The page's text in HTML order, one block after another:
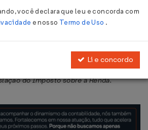
1598 DE 26/12/1977
no DOU em 27 dez 1977
do Imposto sobre a Renda.
você declara que leu e concorda com
e nosso Termo de Uso .
Li e concordo